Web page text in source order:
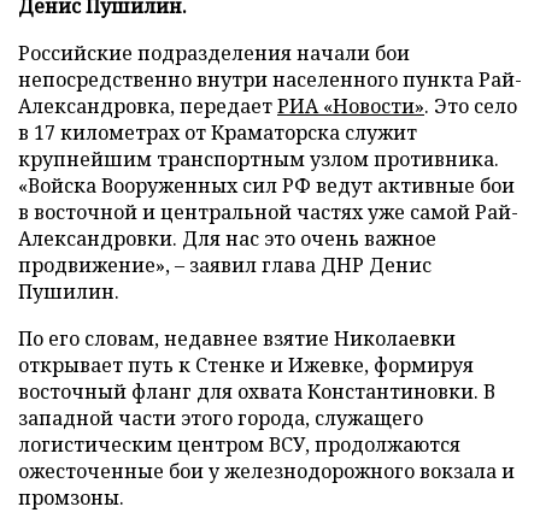
Денис Пушилин.
Российские подразделения начали бои
непосредственно внутри населенного пункта Рай-
Александровка, передаетРИА «Новости». Это село
в 17 километрах от Краматорска служит
крупнейшим транспортным узлом противника.
«Войска Вооруженных сил РФ ведут активные бои
в восточной и центральной частях уже самой Рай-
Александровки. Для нас это очень важное
продвижение», – заявил глава ДНР Денис
Пушилин.
По его словам, недавнее взятие Николаевки
открывает путь к Стенке и Ижевке, формируя
восточный фланг для охвата Константиновки. В
западной части этого города, служащего
логистическим центром ВСУ, продолжаются
ожесточенные бои у железнодорожного вокзала и
промзоны.